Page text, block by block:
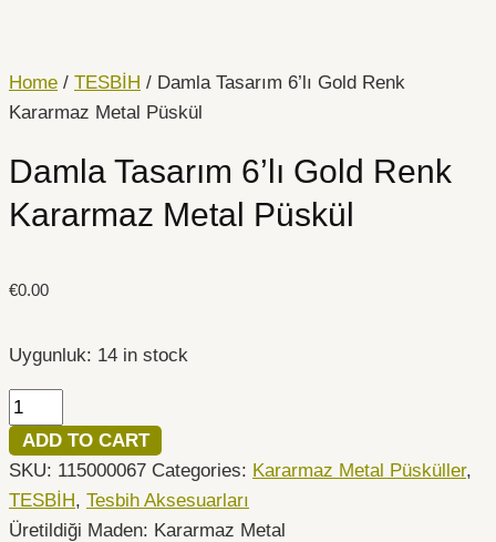
Home / TESBİH / Damla Tasarım 6’lı Gold Renk
Kararmaz Metal Püskül
Damla Tasarım 6’lı Gold Renk
Kararmaz Metal Püskül
€0.00
Uygunluk: 14 in stock
6'lı
Gold
Kararmaz
Püskül
ADD TO CART
SKU: 115000067 Categories: Kararmaz Metal Püsküller,
TESBİH, Tesbih Aksesuarları
Üretildiği Maden: Kararmaz Metal